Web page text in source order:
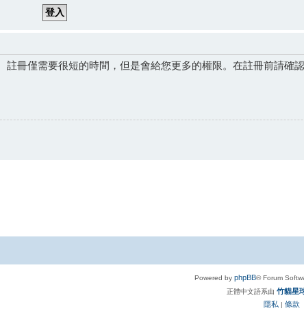
註冊僅需要很短的時間，但是會給您更多的權限。在註冊前請
Powered by phpBB® Forum
正體中文語系由 竹貓星
隱私 | 條款